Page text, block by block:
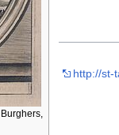
http://st-